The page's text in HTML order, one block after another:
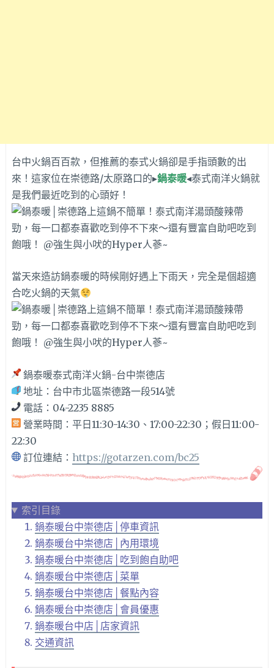
台中火鍋百百款，但推薦的泰式火鍋卻是手指頭數的出
來！這家位在崇德路/太原路口的▸鍋泰暖◂泰式南洋火鍋就
是我們最近吃到的心頭好！
當天來造訪鍋泰暖的時候剛好遇上下雨天，完全是個超適
合吃火鍋的天氣
鍋泰暖泰式南洋火鍋-台中崇德店
地址：台中市北區崇德路一段514號
電話：04-2235 8885
營業時間：平日11:30-14:30、17:00-22:30；假日11:00-
22:30
訂位連結： https://gotarzen.com/bc25
索引目錄
鍋泰暖台中崇德店│停車資訊
鍋泰暖台中崇德店│內用環境
鍋泰暖台中崇德店│吃到飽自助吧
鍋泰暖台中崇德店│菜單
鍋泰暖台中崇德店│餐點內容
鍋泰暖台中崇德店│會員優惠
鍋泰暖台中店│店家資訊
交通資訊